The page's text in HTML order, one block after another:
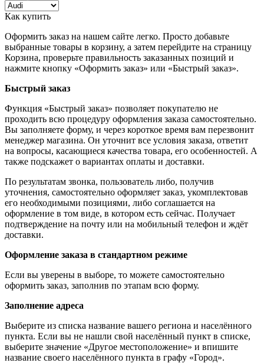
Как купить
Оформить заказ на нашем сайте легко. Просто добавьте
выбранные товары в корзину, а затем перейдите на страницу
Корзина, проверьте правильность заказанных позиций и
нажмите кнопку «Оформить заказ» или «Быстрый заказ».
Быстрый заказ
Функция «Быстрый заказ» позволяет покупателю не
проходить всю процедуру оформления заказа самостоятельно.
Вы заполняете форму, и через короткое время вам перезвонит
менеджер магазина. Он уточнит все условия заказа, ответит
на вопросы, касающиеся качества товара, его особенностей. А
также подскажет о вариантах оплаты и доставки.
По результатам звонка, пользователь либо, получив
уточнения, самостоятельно оформляет заказ, укомплектовав
его необходимыми позициями, либо соглашается на
оформление в том виде, в котором есть сейчас. Получает
подтверждение на почту или на мобильный телефон и ждёт
доставки.
Оформление заказа в стандартном режиме
Если вы уверены в выборе, то можете самостоятельно
оформить заказ, заполнив по этапам всю форму.
Заполнение адреса
Выберите из списка название вашего региона и населённого
пункта. Если вы не нашли свой населённый пункт в списке,
выберите значение «Другое местоположение» и впишите
название своего населённого пункта в графу «Город».